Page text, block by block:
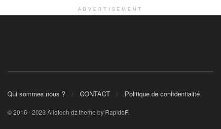
ADVERTISEMENT
Qui sommes nous ? CONTACT Politique de confidentialité
© 2016 - 2023 Allotech-dz theme by RapidoF.